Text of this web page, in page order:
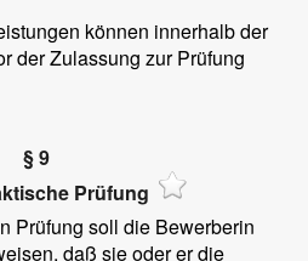
können innerhalb der
der Zulassung zur Prüfung
§ 9
Prüfung
Prüfung soll die Bewerberin
daß sie oder er die